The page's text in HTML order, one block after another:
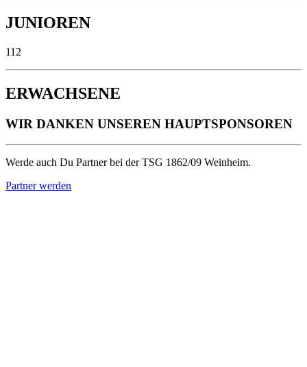
JUNIOREN
112
ERWACHSENE
WIR DANKEN UNSEREN HAUPTSPONSOREN
Werde auch Du Partner bei der TSG 1862/09 Weinheim.
Partner werden